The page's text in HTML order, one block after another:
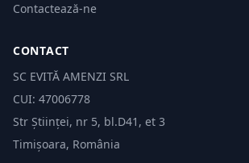
Contactează-ne
CONTACT
SC EVITĂ AMENZI SRL
CUI: 47006778
Str Științei, nr 5, bl.D41, et 3
Timișoara, România